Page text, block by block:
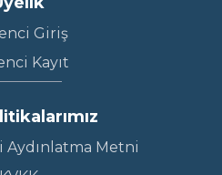
Giriş
Kayıt
Metni